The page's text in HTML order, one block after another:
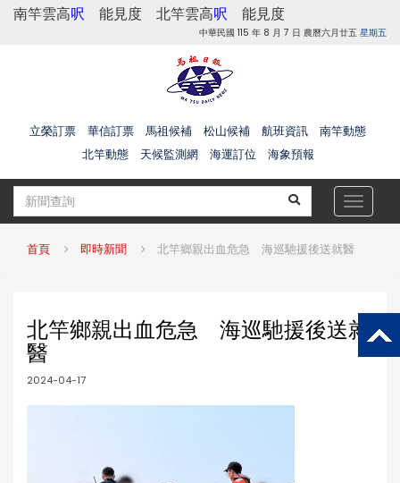
南竿雲高呎 能見度 北竿雲高呎 能見度
中華民國 115 年 8 月 7 日 農曆六月廿五 星期五
立榮訂票 華信訂票 馬祖候補 松山候補 航班資訊
南竿動態
北竿動態
天候監測網 海運訂位 海象預報
Toggle
首頁 即時新聞 北竿鄉親出血危急 海巡馳援後送就醫
北竿鄉親出血危急 海巡馳援後送就
醫
2024-04-17